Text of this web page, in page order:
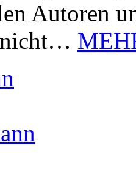
Autoren